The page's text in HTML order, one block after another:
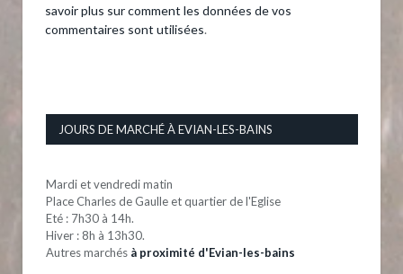
savoir plus sur comment les données de vos
commentaires sont utilisées.
JOURS DE MARCHÉ À EVIAN-LES-BAINS
Mardi et vendredi matin
Place Charles de Gaulle et quartier de l'Eglise
Eté : 7h30 à 14h.
Hiver : 8h à 13h30.
Autres marchés à proximité d'Evian-les-bains